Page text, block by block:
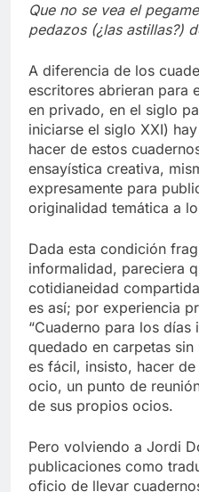
Que no se vea el
pedazos (¿las astillas?)
A diferencia de los
escritores abrieran para
en privado, en el siglo
iniciarse el siglo XXI)
hacer de estos
ensayística creativa,
expresamente para
originalidad temática a
Dada esta condición
informalidad, pareciera
cotidianeidad
es así; por experiencia
“Cuaderno para los días
quedado en carpetas
es fácil, insisto, hacer
ocio, un punto de
de sus propios ocios.
Pero volviendo a Jordi
publicaciones como
oficio de llevar